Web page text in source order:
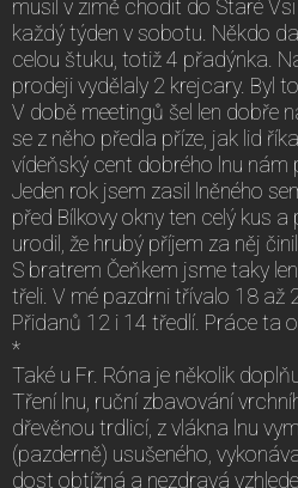
musil v zimě chodit do Staré
každý týden v sobotu. Někdo
celou štuku, totiž 4 přadýnka.
prodeji vydělaly 2 krejcary. Byl
V době meetingů šel len dobře
se z něho předla příze, jak lid
vídeňský cent dobrého lnu nám
Jeden rok jsem zasil lněného
před Bílkovy okny ten celý kus
urodil, že hrubý příjem za něj
S bratrem Čeňkem jsme taky
třeli. V mé pazdrni třívalo 18 až
Přidanů 12 i 14 tředlí. Práce ta
*
Také u Fr. Róna je několik
Tření lnu, ruční zbavování
dřevěnou trdlicí, z vlákna lnu
(pazderně) usušeného,
dost obtížná a nezdravá